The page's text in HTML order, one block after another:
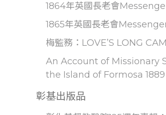
1864年英國長老會
1865年英國長老會
梅監務：LOVE’S LONG
An Account of Missionary
the Island of Formosa 1889
彰基出版品